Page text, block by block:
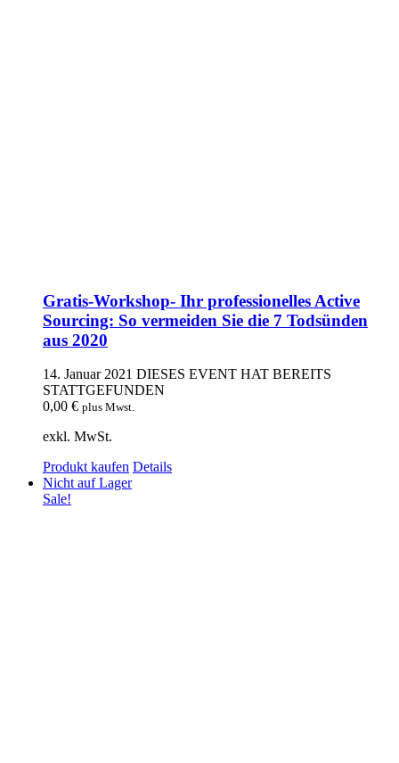
Gratis-Workshop- Ihr professionelles Active
Sourcing: So vermeiden Sie die 7 Todsünden
aus 2020
14. Januar 2021 DIESES EVENT HAT BEREITS
STATTGEFUNDEN
0,00 € plus Mwst.
exkl. MwSt.
Produkt kaufen Details
Nicht auf Lager
Sale!